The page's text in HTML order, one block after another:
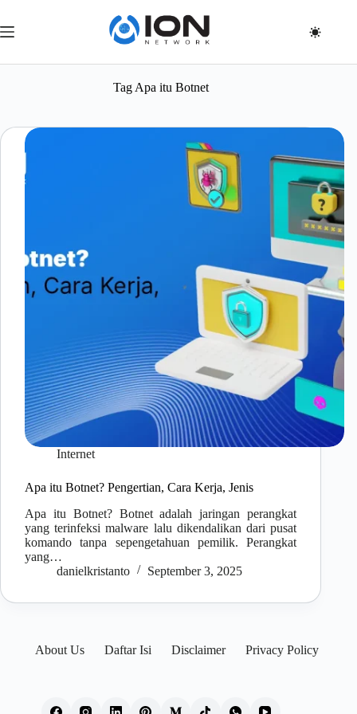
content
TagApa itu Botnet
Internet
Apa itu Botnet? Pengertian, Cara Kerja, Jenis
Apa itu Botnet? Botnet adalah jaringan perangkat
yang terinfeksi malware lalu dikendalikan dari pusat
komando tanpa sepengetahuan pemilik. Perangkat
yang…
danielkristanto
September 3, 2025
About Us Daftar Isi Disclaimer Privacy Policy